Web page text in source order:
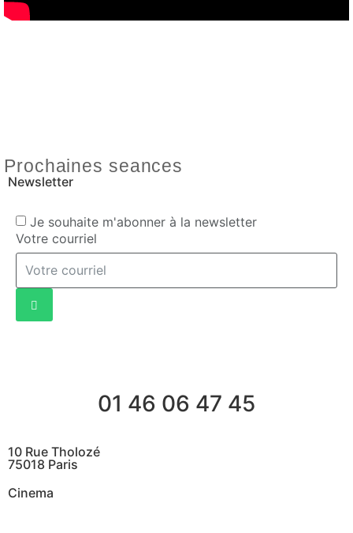
Prochaines seances
Newsletter
Je souhaite m'abonner à la newsletter
Votre courriel
01 46 06 47 45
10 Rue Tholozé
75018 Paris
Cinema